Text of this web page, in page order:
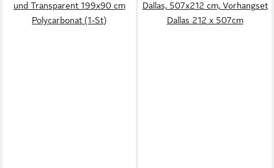
und Transparent 199x90 cm
Polycarbonat (1-St)
Dallas, 507x212 cm, Vorhangset
Dallas 212 x 507cm